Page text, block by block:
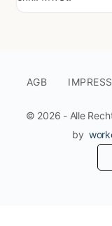
AGB
© 2026 - Alle
by